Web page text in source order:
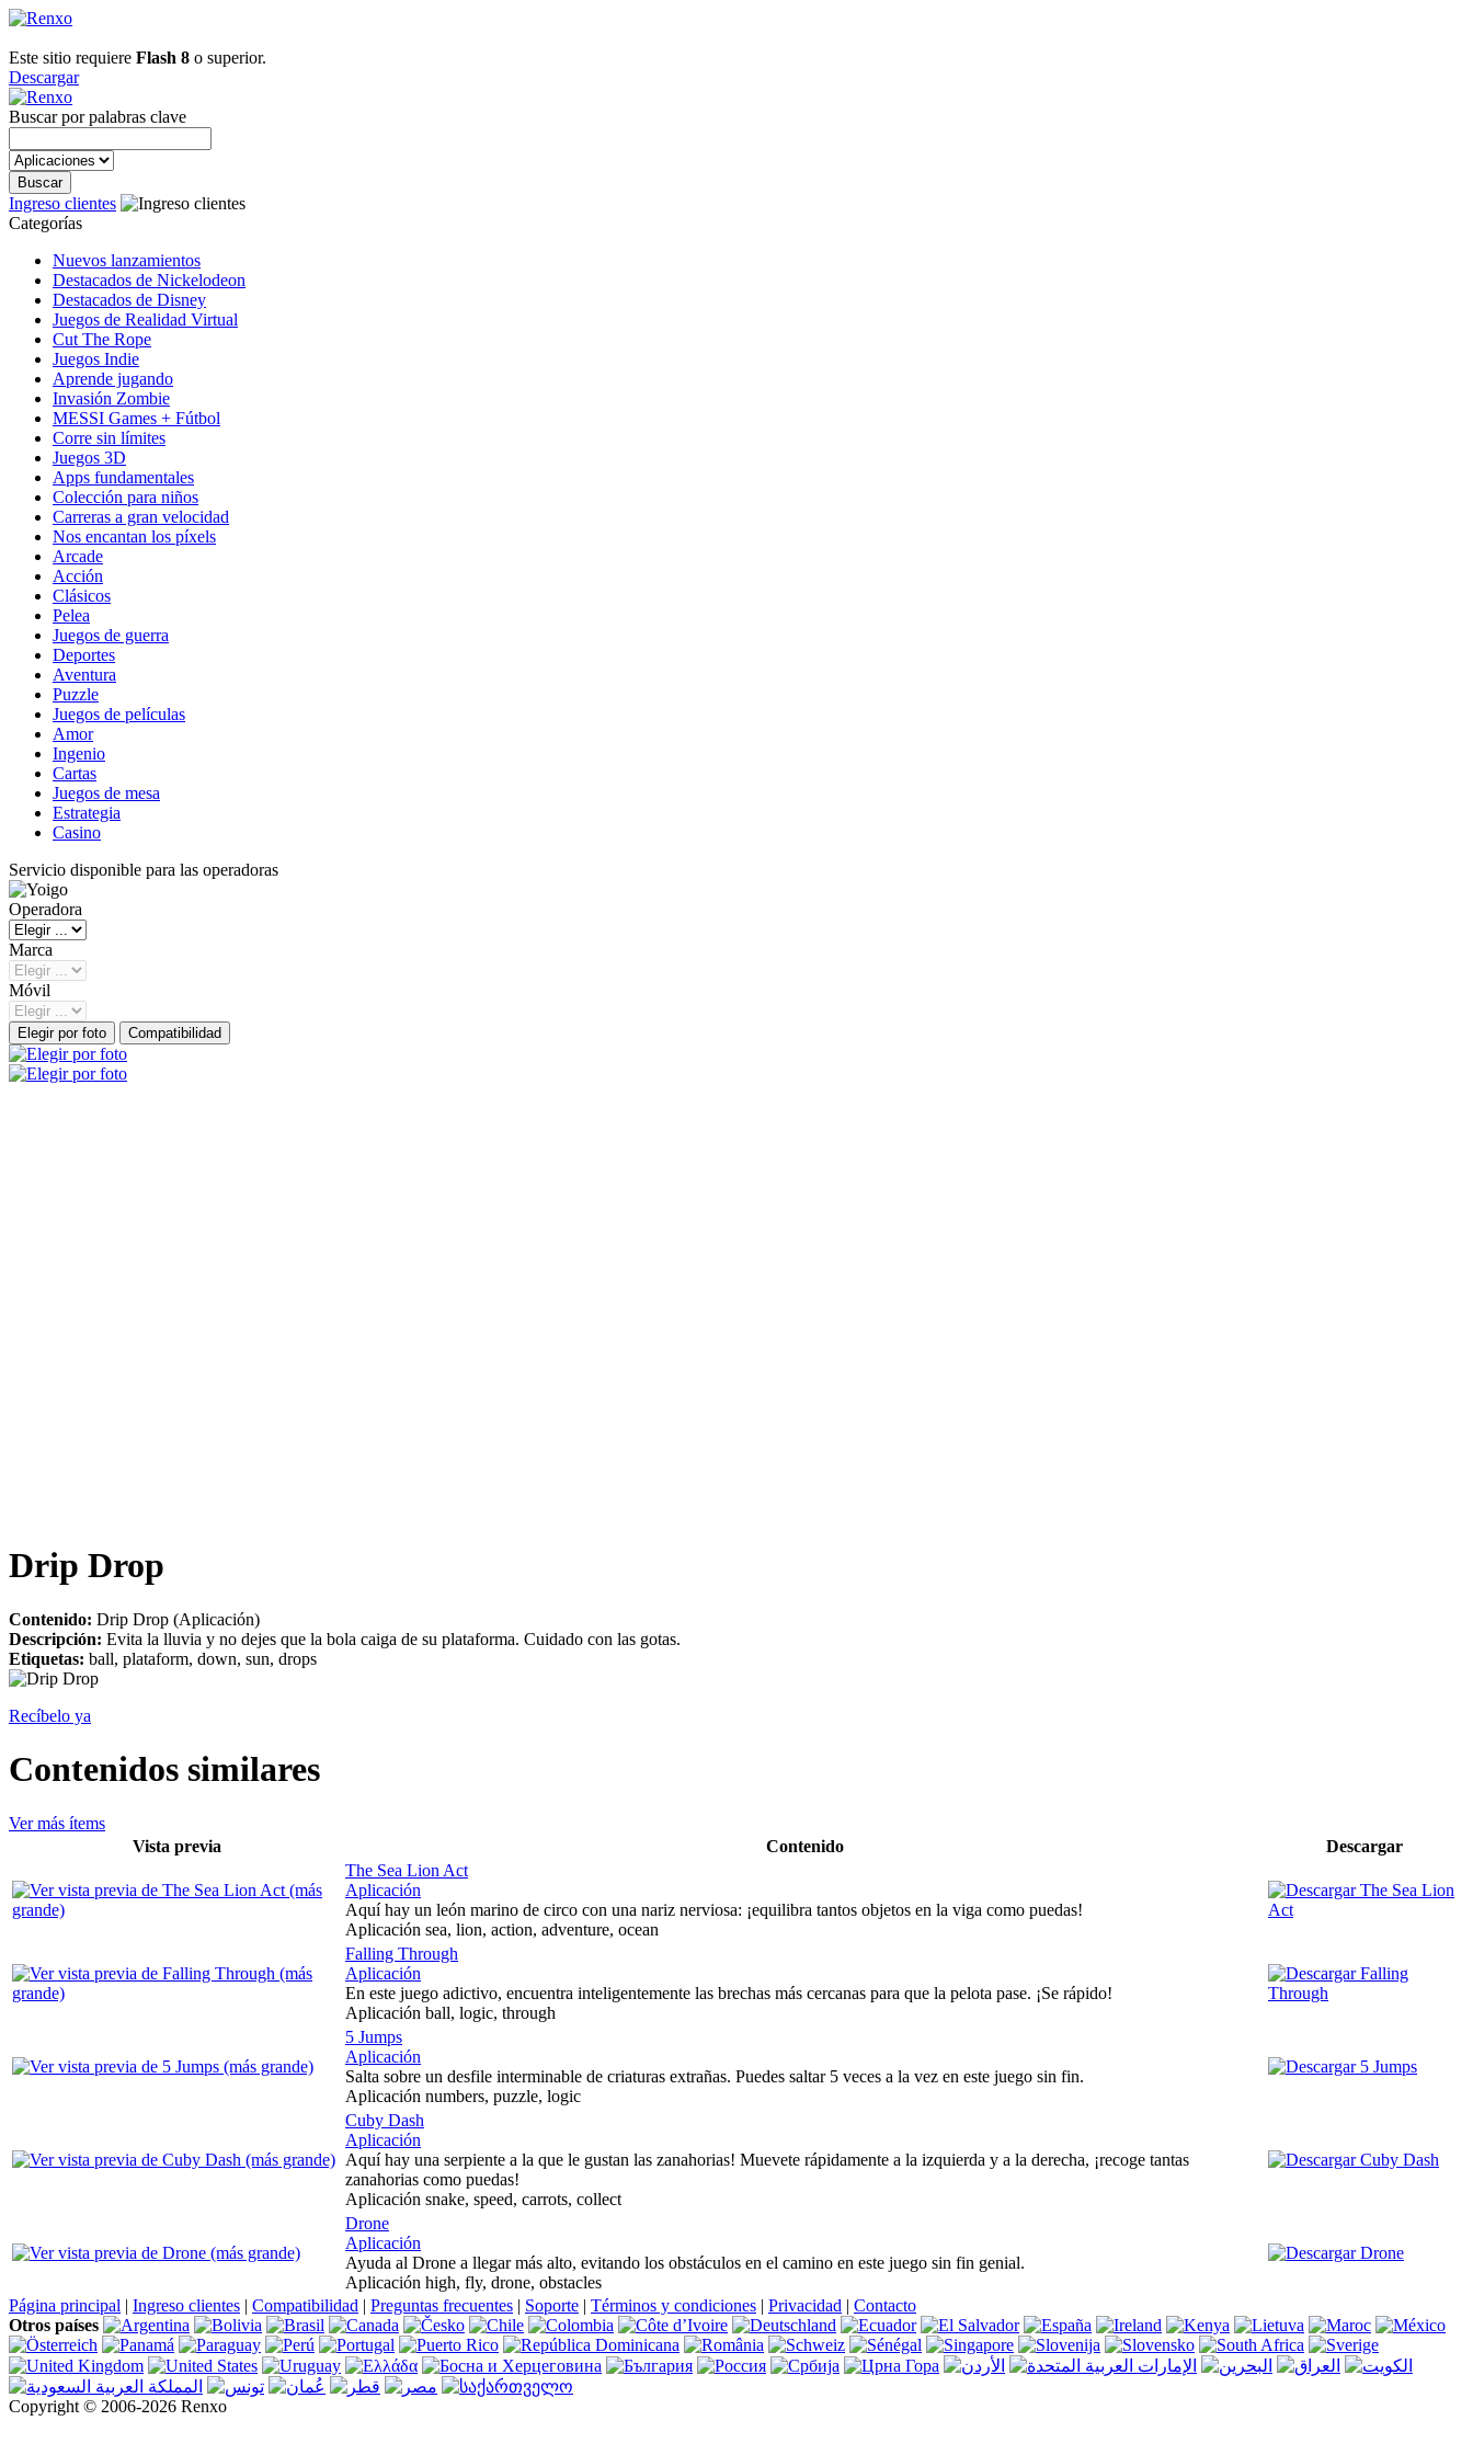
Este sitio requiere Flash 8 o superior.
Descargar
Buscar por palabras clave
Ingreso clientes
Categorías
Nuevos lanzamientos
Destacados de Nickelodeon
Destacados de Disney
Juegos de Realidad Virtual
Cut The Rope
Juegos Indie
Aprende jugando
Invasión Zombie
MESSI Games + Fútbol
Corre sin límites
Juegos 3D
Apps fundamentales
Colección para niños
Carreras a gran velocidad
Nos encantan los píxels
Arcade
Acción
Clásicos
Pelea
Juegos de guerra
Deportes
Aventura
Puzzle
Juegos de películas
Amor
Ingenio
Cartas
Juegos de mesa
Estrategia
Casino
Servicio disponible para las operadoras
Operadora
Marca
Móvil
Drip Drop
Contenido: Drip Drop (Aplicación)
Descripción: Evita la lluvia y no dejes que la bola caiga de su plataforma. Cuidado con las gotas.
Etiquetas: ball, plataform, down, sun, drops
Recíbelo ya
Contenidos similares
Ver más ítems
Vista previa
Contenido
Descargar
The Sea Lion Act
Aplicación
Aquí hay un león marino de circo con una nariz nerviosa: ¡equilibra tantos objetos en la viga como puedas!
Aplicación sea, lion, action, adventure, ocean
Falling Through
Aplicación
En este juego adictivo, encuentra inteligentemente las brechas más cercanas para que la pelota pase. ¡Se rápido!
Aplicación ball, logic, through
5 Jumps
Aplicación
Salta sobre un desfile interminable de criaturas extrañas. Puedes saltar 5 veces a la vez en este juego sin fin.
Aplicación numbers, puzzle, logic
Cuby Dash
Aplicación
Aquí hay una serpiente a la que le gustan las zanahorias! Muevete rápidamente a la izquierda y a la derecha, ¡recoge tantas
zanahorias como puedas!
Aplicación snake, speed, carrots, collect
Drone
Aplicación
Ayuda al Drone a llegar más alto, evitando los obstáculos en el camino en este juego sin fin genial.
Aplicación high, fly, drone, obstacles
Página principal | Ingreso clientes | Compatibilidad | Preguntas frecuentes | Soporte | Términos y condiciones | Privacidad | Contacto
Otros países
Copyright © 2006-2026 Renxo